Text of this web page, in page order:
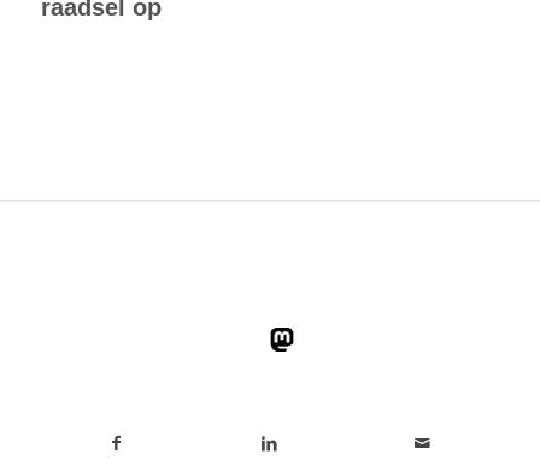
raadsel op